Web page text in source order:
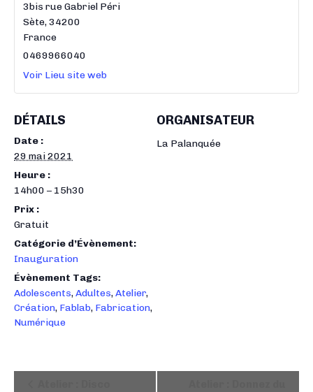
DÉTAILS
Date :
29 mai 2021
Heure :
14h00 – 15h30
Prix :
Gratuit
Catégorie d’Évènement:
Inauguration
Évènement Tags:
Adolescents,Adultes,Atelier,
Création, Fablab, Fabrication,
Numérique
ORGANISATEUR
La Palanquée
3bis rue Gabriel Péri
Sète,34200
France
0469966040
Voir Lieu site web